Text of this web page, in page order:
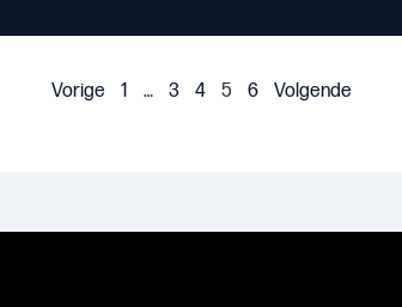
Vorige 1 … 3 4 5 6 Volgende